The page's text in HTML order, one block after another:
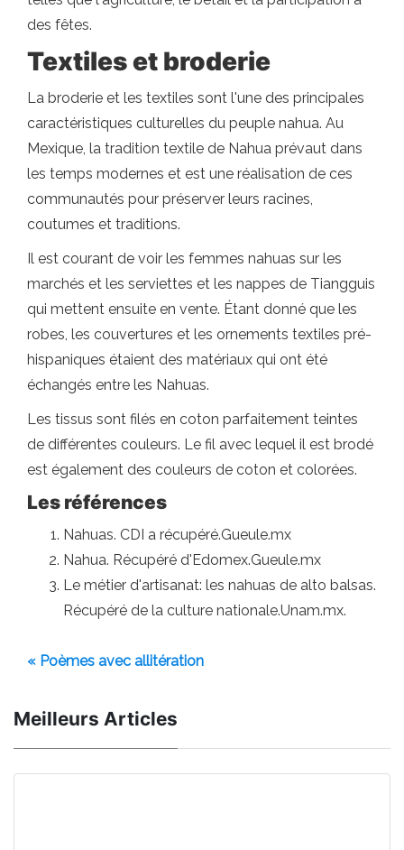
des fêtes.
Textiles et broderie
La broderie et les textiles sont l'une des principales
caractéristiques culturelles du peuple nahua. Au
Mexique, la tradition textile de Nahua prévaut dans
les temps modernes et est une réalisation de ces
communautés pour préserver leurs racines,
coutumes et traditions.
Il est courant de voir les femmes nahuas sur les
marchés et les serviettes et les nappes de Tiangguis
qui mettent ensuite en vente. Étant donné que les
robes, les couvertures et les ornements textiles pré-
hispaniques étaient des matériaux qui ont été
échangés entre les Nahuas.
Les tissus sont filés en coton parfaitement teintes
de différentes couleurs. Le fil avec lequel il est brodé
est également des couleurs de coton et colorées.
Les références
Nahuas. CDI a récupéré.Gueule.mx
Nahua. Récupéré d'Edomex.Gueule.mx
Le métier d'artisanat: les nahuas de alto balsas.
Récupéré de la culture nationale.Unam.mx.
« Poèmes avec allitération
Meilleurs Articles